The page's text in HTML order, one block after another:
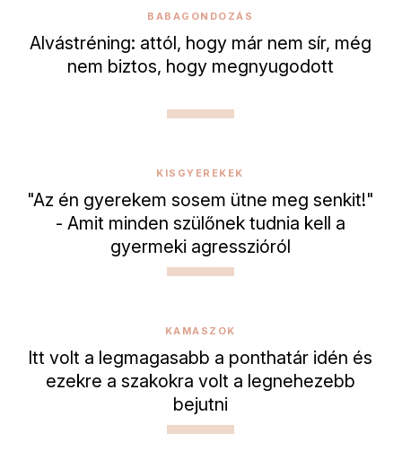
BABAGONDOZÁS
Alvástréning: attól, hogy már nem sír, még
nem biztos, hogy megnyugodott
KISGYEREKEK
"Az én gyerekem sosem ütne meg senkit!"
- Amit minden szülőnek tudnia kell a
gyermeki agresszióról
KAMASZOK
Itt volt a legmagasabb a ponthatár idén és
ezekre a szakokra volt a legnehezebb
bejutni